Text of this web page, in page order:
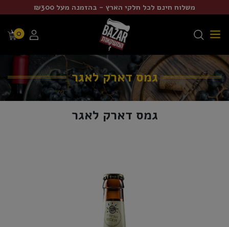
משלוח חינם לכל חלקי הארץ - בהזמנה מעל ₪300
0
גמס דארק לאגר
גמס דארק לאגר